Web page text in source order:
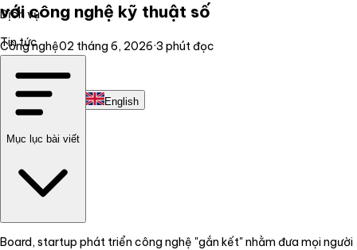
Dịch vụ
Tin tức
Liên hệ
Tiếng Việt English
với công nghệ kỹ thuật số
Công nghệ02 tháng 6, 2026·3 phút đọc
Mục lục bài viết
Board, startup phát triển công nghệ "gắn kết" nhằm đưa mọi người